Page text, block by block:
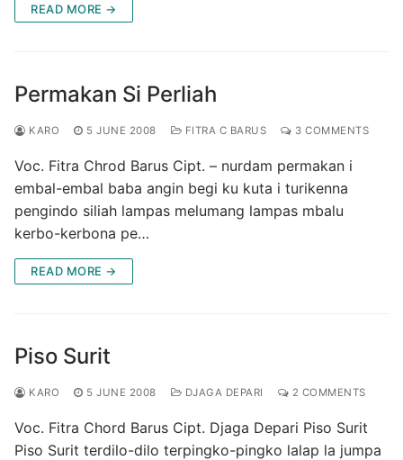
READ MORE →
Permakan Si Perliah
KARO 5 JUNE 2008 FITRA C BARUS 3 COMMENTS
Voc. Fitra Chrod Barus Cipt. – nurdam permakan i
embal-embal baba angin begi ku kuta i turikenna
pengindo siliah lampas melumang lampas mbalu
kerbo-kerbona pe…
READ MORE →
Piso Surit
KARO 5 JUNE 2008 DJAGA DEPARI 2 COMMENTS
Voc. Fitra Chord Barus Cipt. Djaga Depari Piso Surit
Piso Surit terdilo-dilo terpingko-pingko lalap la jumpa